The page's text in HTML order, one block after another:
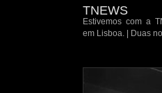
TNEWS
Estivemos com a
em Lisboa. | Duas